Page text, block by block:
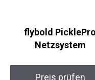
flybold PicklePro
Netzsystem